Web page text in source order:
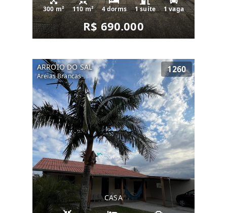
300 m² 110 m² 4 dorms 1 suíte 1 vaga
R$ 690.000
ARROIO DO SAL
Areias Brancas
1260
CASA